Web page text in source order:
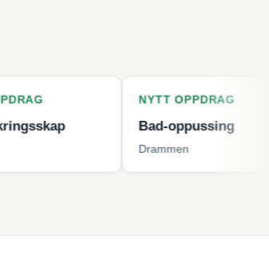
NYTT OPPDRAG
Bad-oppussing